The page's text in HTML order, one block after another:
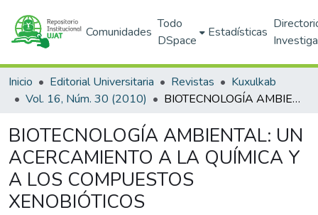
Comunidades
Todo
DSpace
Estadísticas
Inicio Editorial Universitaria Revistas
Kuxulkab
Vol. 16, Núm. 30 (2010)
BIOTECNOLOGÍA AMBIENTAL: UN ACERCAMIENTO A LA QUÍMICA Y A LOS COMPUESTOS XENOBIÓTICOS
BIOTECNOLOGÍA AMBIENTAL: UN
ACERCAMIENTO A LA QUÍMICA Y
A LOS COMPUESTOS
XENOBIÓTICOS